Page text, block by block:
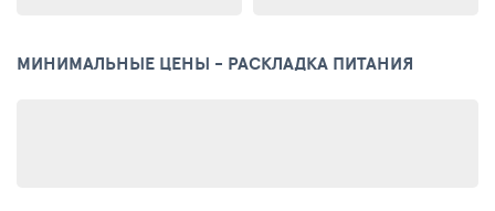
МИНИМАЛЬНЫЕ ЦЕНЫ - РАСКЛАДКА ПИТАНИЯ